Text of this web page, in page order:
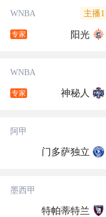
WNBA 主播1
专家 阳光
WNBA
专家 神秘人
阿甲
门多萨独立
墨西甲
特帕蒂特兰